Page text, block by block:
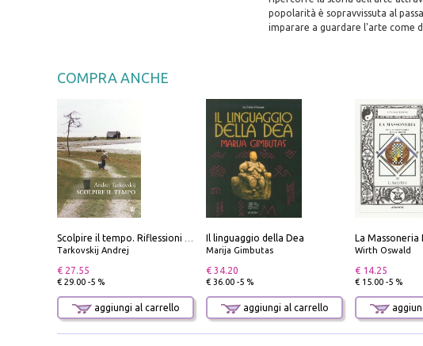
popolarità è sopravvissuta al
imparare a guardare l'arte come
COMPRA ANCHE
Tarkovskij Andrej
€ 27.55
€ 29.00 -5 %
aggiungi al carrello
Il linguaggio della Dea
Marija Gimbutas
€ 34.20
€ 36.00 -5 %
aggiungi al carrello
Wirth Oswald
€ 14.25
€ 15.00 -5 %